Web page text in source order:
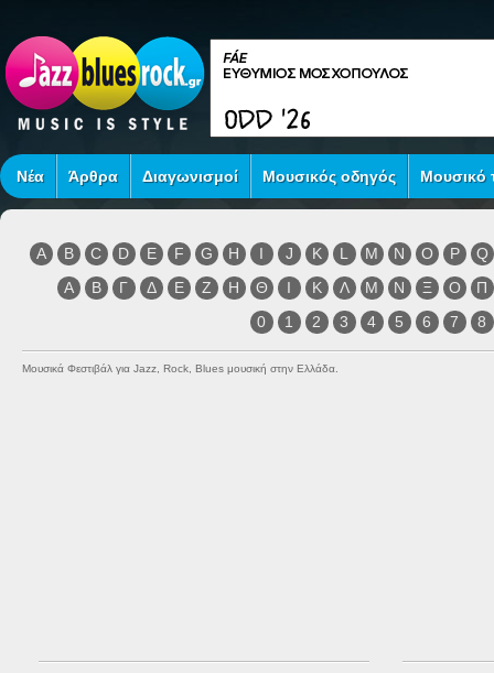
Νέα Άρθρα Διαγωνισμοί Μουσικός οδηγός Μουσικό
A B C D E F G H I J K L M N O P
Q
Α
Β Γ Δ Ε Ζ Η Θ Ι Κ Λ Μ Ν Ξ Ο
Π
0
1 2 3 4 5 6 7 8
Μουσικά Φεστιβάλ για Jazz, Rock, Blues μουσική στην Ελλάδα.